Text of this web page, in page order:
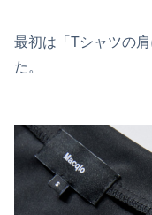
最初は「Tシャツの
た。